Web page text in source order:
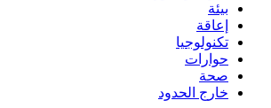
بيئة
إعاقة
تكنولوجيا
حوارات
صحة
خارج الحدود